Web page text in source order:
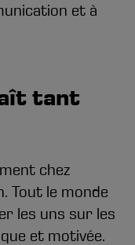
et à
tant
chez
Tout le monde
les uns sur les
et motivée.